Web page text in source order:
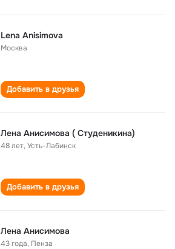
Lena Anisimova
Москва
Добавить в друзья
Лена Анисимова ( Студеникина)
48 лет,Усть-Лабинск
Добавить в друзья
Лена Анисимова
43 года, Пенза